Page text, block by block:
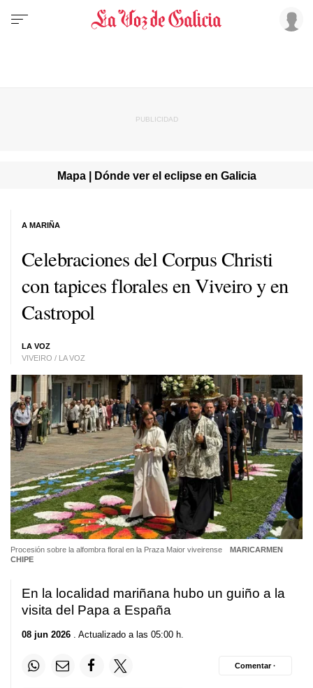
Mapa | Dónde ver el eclipse en Galicia
Celebraciones del Corpus Christi
con tapices florales en Viveiro y en
Castropol
LA VOZ
VIVEIRO / LA VOZ
A MARIÑA
Procesión sobre la alfombra floral en la Praza Maior viveirense
MARICARMEN
CHIPE
En la localidad mariñana hubo un guiño a la
visita del Papa a España
08 jun 2026 . Actualizado a las 05:00 h.
Comentar ·